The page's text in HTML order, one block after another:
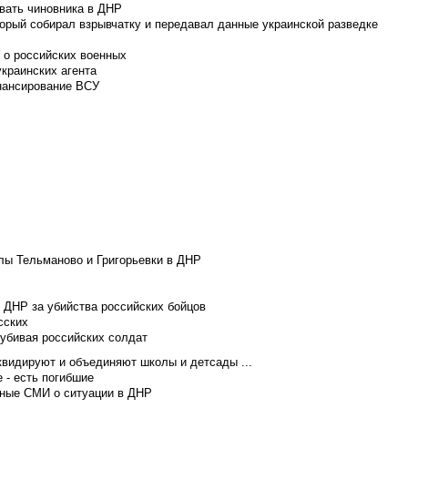
чиновника в ДНР
собирал взрывчатку и передавал данные украинской разведке
российских военных
агента
ВСУ
Тельманово и Григорьевки в ДНР
за убийства российских бойцов
российских солдат
и объединяют школы и детсады ...
- есть погибшие
СМИ о ситуации в ДНР